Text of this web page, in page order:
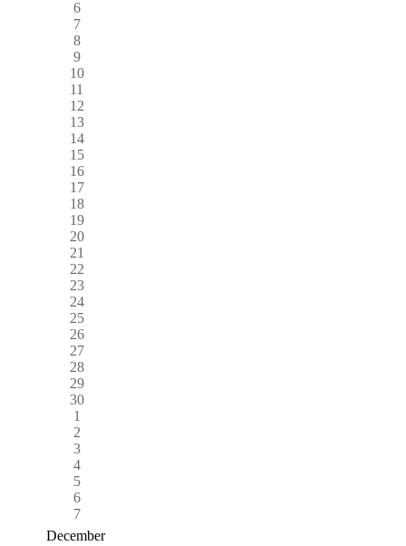
6
7
8
9
10
11
12
13
14
15
16
17
18
19
20
21
22
23
24
25
26
27
28
29
30
1
2
3
4
5
6
7
December